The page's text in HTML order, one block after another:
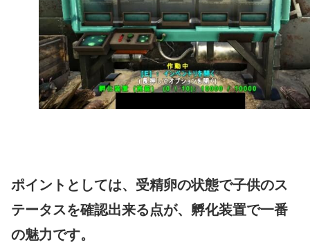
ポイントとしては、受精卵の状態で子供のス
テータスを確認出来る点が、孵化装置で一番
の魅力です。